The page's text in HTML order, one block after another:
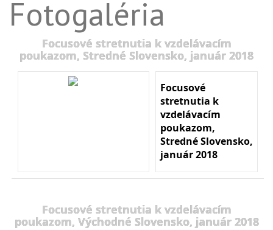
Fotogaléria
Focusové stretnutia k vzdelávacím
poukazom, Stredné Slovensko, január 2018
Focusové
stretnutia k
vzdelávacím
poukazom,
Stredné Slovensko,
január 2018
Focusové stretnutia k vzdelávacím
poukazom, Východné Slovensko, január 2018